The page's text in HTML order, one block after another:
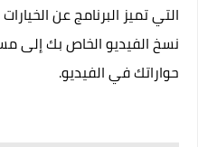
نسخ الفيديو الخاص بك إلى
حواراتك في الفيديو.